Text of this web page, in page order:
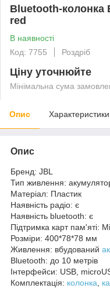
Bluetooth-колонка
red
В наявності
Код: 7755
Роздріб
Ціну уточнюйте
Мінімальна сума
Опис Характеристики
Опис
Бренд: JBL
Тип живлення:
Матеріал: Пластик
Наявність радіо: є
Наявність bluetooth: є
Підтримка карт пам'яті:
Розміри: 400*78*78 мм
Живлення: вбудований
Bluetooth: до 10 метрів
Інтерфейси: USB,
Комплектація: колонка